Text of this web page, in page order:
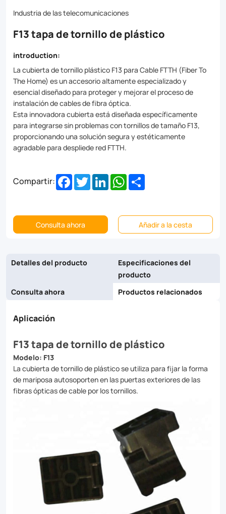
protecting
your
fiber
optic
cables
from
environmental
hazards
and
providing
finish.
to
and
suitable
for
both
indoor
and
outdoor
Industria de las telecomunicaciones
F13 tapa de tornillo de plástico
introduction:
La cubierta de tornillo plástico F13 para Cable FTTH (Fiber To
The Home) es un accesorio altamente especializado y
esencial diseñado para proteger y mejorar el proceso de
instalación de cables de fibra óptica.
Esta innovadora cubierta está diseñada específicamente
para integrarse sin problemas con tornillos de tamaño F13,
proporcionando una solución segura y estéticamente
agradable para despliede red FTTH.
Compartir: Facebook
TwitterLinkedInWhatsApp
Consulta ahora Añadir a la cesta
Detalles del producto
Especificaciones del
producto
Consulta ahora
Productos relacionados
Aplicación
F13 tapa de tornillo de plástico
Modelo: F13
La cubierta de tornillo de plástico se utiliza para fijar la forma
de mariposa autosoporten en las puertas exteriores de las
fibras ópticas de cable por los tornillos.